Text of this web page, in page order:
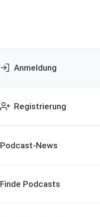
Anmeldung
Registrierung
Podcast-News
Finde Podcasts